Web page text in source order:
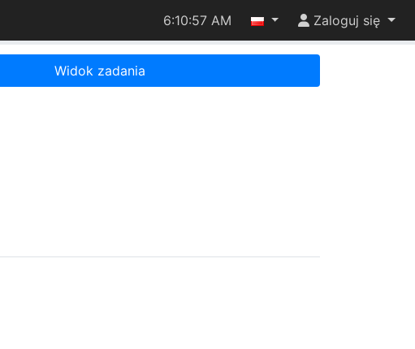
6:10:57 AM Zaloguj się
Widok zadania